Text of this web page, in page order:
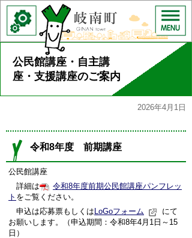
公民館講座・自主講
座・支援講座のご案内
2026年4月1日
令和8年度 前期講座
公民館講座
詳細は
令和8年度前期公民館講座パンフレッ
ト をご覧ください。
申込は応募票もしくは LoGoフォーム
にて
お願いします。（申込期間：令和8年4月1日～15
日）